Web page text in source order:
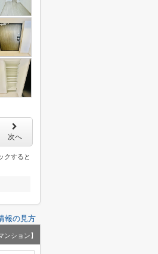
次へ
クすると
報の見方
ンション】